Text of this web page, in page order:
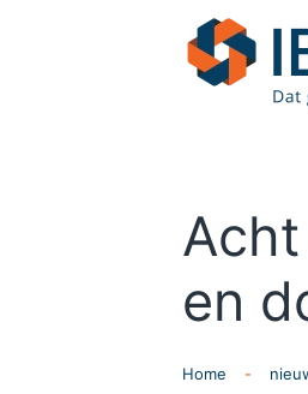
Skip to main content
en
Home